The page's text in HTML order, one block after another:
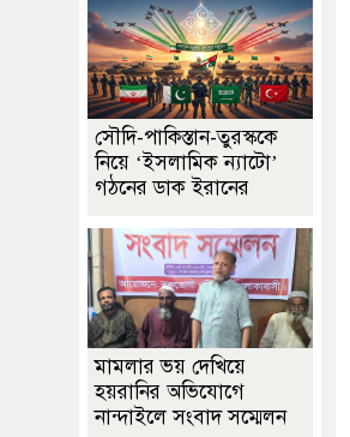
সৌদি-পাকিস্তান-তুরস্ককে
নিয়ে ‘ইসলামিক ন্যাটো’
গঠনের ডাক ইরানের
মামলার ভয় দেখিয়ে
হয়রানির অভিযোগে
নান্দাইলে সংবাদ সম্মেলন